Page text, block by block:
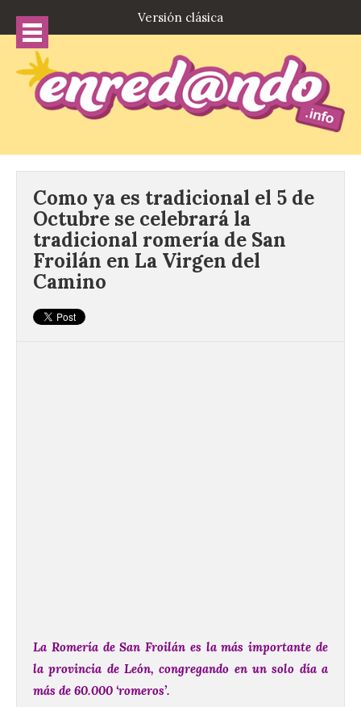
Versión clásica
Como ya es tradicional el 5 de
Octubre se celebrará la
tradicional romería de San
Froilán en La Virgen del
Camino
La Romería de San Froilán es la más importante de
la provincia de León, congregando en un solo día a
más de 60.000 ‘romeros’.